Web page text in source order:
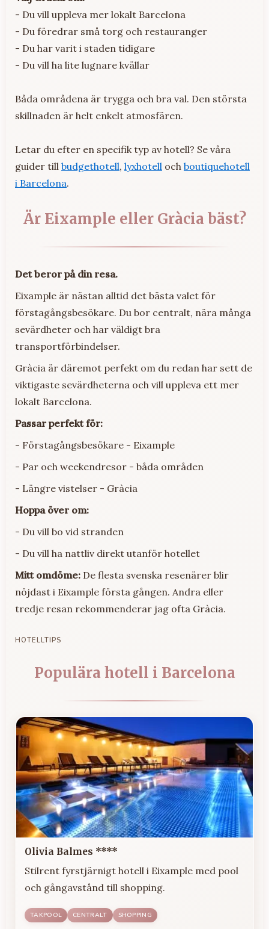
- Du vill uppleva mer lokalt Barcelona
- Du föredrar små torg och restauranger
- Du har varit i staden tidigare
- Du vill ha lite lugnare kvällar
Båda områdena är trygga och bra val. Den största
skillnaden är helt enkelt atmosfären.
Letar du efter en specifik typ av hotell? Se våra
guider till budgethotell, lyxhotell och boutiquehotell
i Barcelona.
Är Eixample eller Gràcia bäst?
Det beror på din resa.
Eixample är nästan alltid det bästa valet för
förstagångsbesökare. Du bor centralt, nära många
sevärdheter och har väldigt bra
transportförbindelser.
Gràcia är däremot perfekt om du redan har sett de
viktigaste sevärdheterna och vill uppleva ett mer
lokalt Barcelona.
Passar perfekt för:
- Förstagångsbesökare - Eixample
- Par och weekendresor - båda områden
- Längre vistelser - Gràcia
Hoppa över om:
- Du vill bo vid stranden
- Du vill ha nattliv direkt utanför hotellet
Mitt omdöme: De flesta svenska resenärer blir
nöjdast i Eixample första gången. Andra eller
tredje resan rekommenderar jag ofta Gràcia.
HOTELLTIPS
Populära hotell i Barcelona
Olivia Balmes ****
Stilrent fyrstjärnigt hotell i Eixample med pool
och gångavstånd till shopping.
TAKPOOL CENTRALT SHOPPING